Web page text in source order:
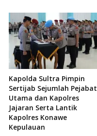
Kapolda Sultra Pimpin
Sertijab Sejumlah Pejabat
Utama dan Kapolres
Jajaran Serta Lantik
Kapolres Konawe
Kepulauan